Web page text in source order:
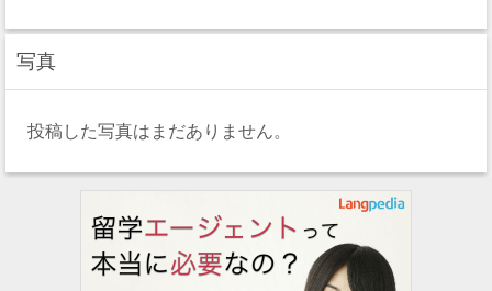
写真
投稿した写真はまだありません。